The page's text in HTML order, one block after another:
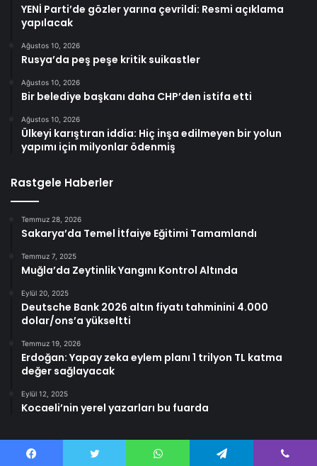
YENİ Parti’de gözler yarına çevrildi: Resmi açıklama
yapılacak
Ağustos 10, 2026
Rusya’da peş peşe kritik suikastler
Ağustos 10, 2026
Bir belediye başkanı daha CHP’den istifa etti
Ağustos 10, 2026
Ülkeyi karıştıran iddia: Hiç inşa edilmeyen bir yolun
yapımı için milyonlar ödenmiş
Rastgele Haberler
Temmuz 28, 2026
Sakarya’da Temel İtfaiye Eğitimi Tamamlandı
Temmuz 7, 2025
Muğla’da Zeytinlik Yangını Kontrol Altında
Eylül 20, 2025
Deutsche Bank 2026 altın fiyatı tahminini 4.000
dolar/ons’a yükseltti
Temmuz 19, 2026
Erdoğan: Yapay zeka eylem planı 1 trilyon TL katma
değer sağlayacak
Eylül 12, 2025
Kocaeli’nin yerel yazarları bu fuarda